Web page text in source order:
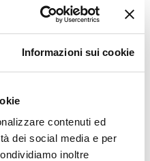
Informazioni sui cookie
contenuti ed
dei social media e per
inoltre
social